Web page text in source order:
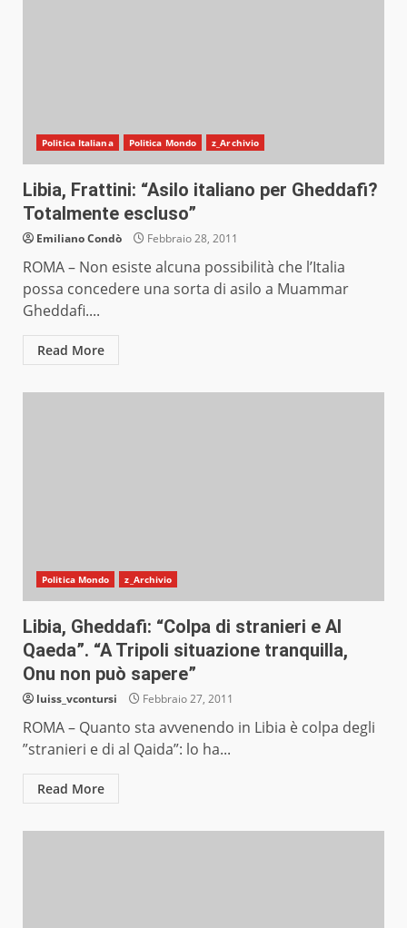
Politica Italiana Politica Mondo z_Archivio
Libia, Frattini: “Asilo italiano per Gheddafi?
Totalmente escluso”
Emiliano Condò Febbraio 28, 2011
ROMA – Non esiste alcuna possibilità che l’Italia
possa concedere una sorta di asilo a Muammar
Gheddafi....
Read More
Politica Mondo z_Archivio
Libia, Gheddafi: “Colpa di stranieri e Al
Qaeda”. “A Tripoli situazione tranquilla,
Onu non può sapere”
luiss_vcontursi Febbraio 27, 2011
ROMA – Quanto sta avvenendo in Libia è colpa degli
”stranieri e di al Qaida”: lo ha...
Read More